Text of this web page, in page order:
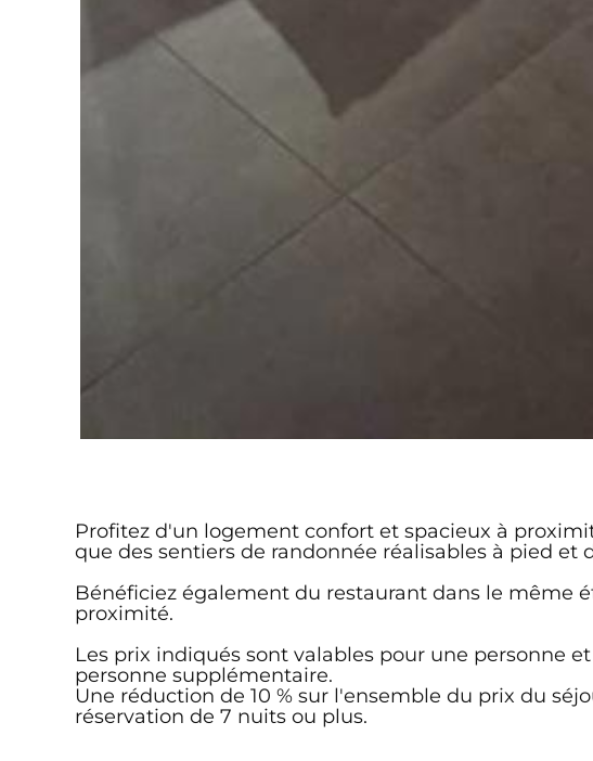
Profitez d'un logement confort et spacieux à
que des sentiers de randonnée réalisables à pied et
Bénéficiez également du restaurant dans le même
proximité.
Les prix indiqués sont valables pour une personne
personne supplémentaire.
Une réduction de 10 % sur l'ensemble du prix du
réservation de 7 nuits ou plus.